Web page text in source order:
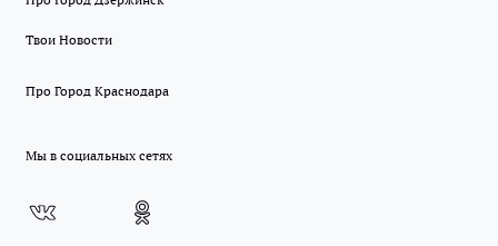
Твои Новости
Про Город Краснодара
Мы в социальных сетях